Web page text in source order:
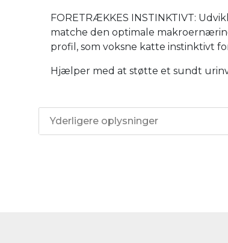
FORETRÆKKES INSTINKTIVT:
matche den optimale
profil, som voksne katte instinktivt
Hjælper med at støtte et sundt
Yderligere oplysninger